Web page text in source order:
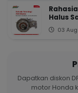
Halus
03
Dapatkan diskon
motor Honda